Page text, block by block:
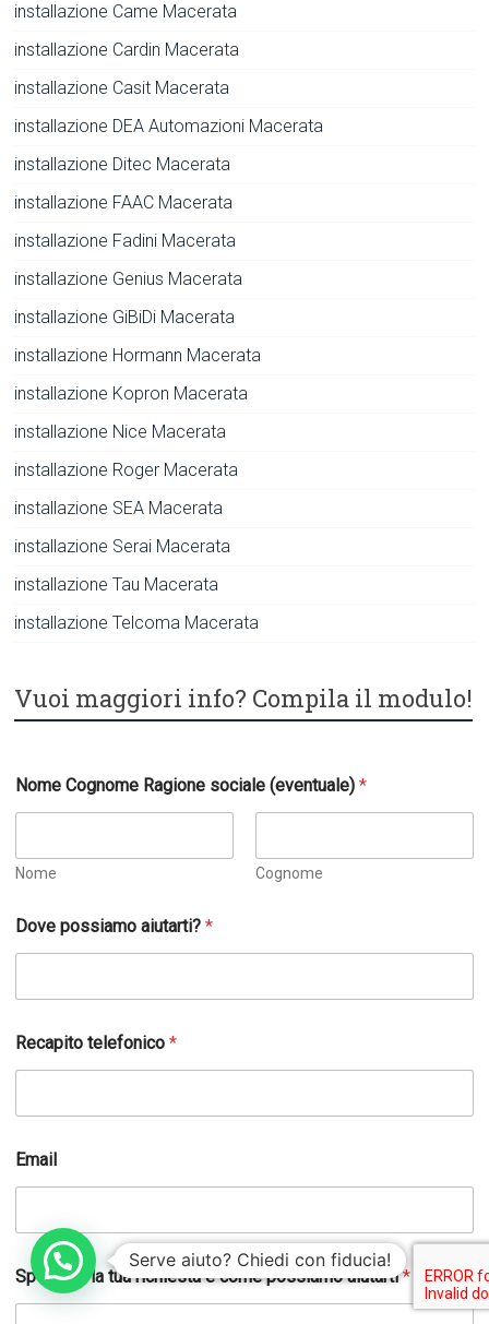
installazione Came Macerata
installazione Cardin Macerata
installazione Casit Macerata
installazione DEA Automazioni Macerata
installazione Ditec Macerata
installazione FAAC Macerata
installazione Fadini Macerata
installazione Genius Macerata
installazione GiBiDi Macerata
installazione Hormann Macerata
installazione Kopron Macerata
installazione Nice Macerata
installazione Roger Macerata
installazione SEA Macerata
installazione Serai Macerata
installazione Tau Macerata
installazione Telcoma Macerata
Vuoi maggiori info? Compila il modulo!
Nome Cognome Ragione sociale (eventuale)*
Nome Cognome
Dove possiamo aiutarti?*
e
c
p
t
o
(
v
n
Recapito telefonico*
Email
Specifica la tua richiesta e come possiamo aiutarti*
Serve aiuto? Chiedi con fiducia!